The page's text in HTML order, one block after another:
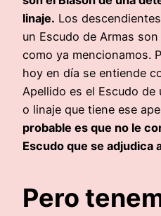
linaje. Los
un Escudo de Armas
como ya mencionamos.
hoy en día se entiende
Apellido es el Escudo de
o linaje que tiene ese
probable es que no le
Escudo que se adjudica
Pero